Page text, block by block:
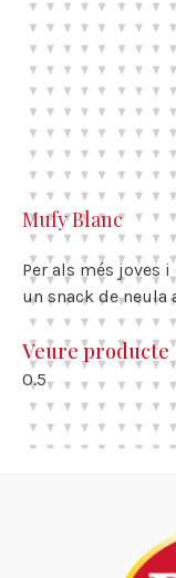
Mufy Blanc
Per als més joves
un snack de neula
Veure producte